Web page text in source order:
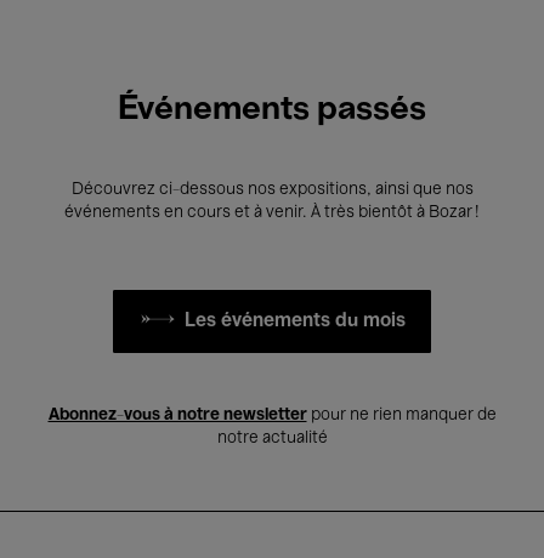
Événements passés
Découvrez ci-dessous nos expositions, ainsi que nos
événements en cours et à venir. À très bientôt à Bozar !
Les événements du mois
Abonnez-vous à notre newsletterpour ne rien manquer de
notre actualité